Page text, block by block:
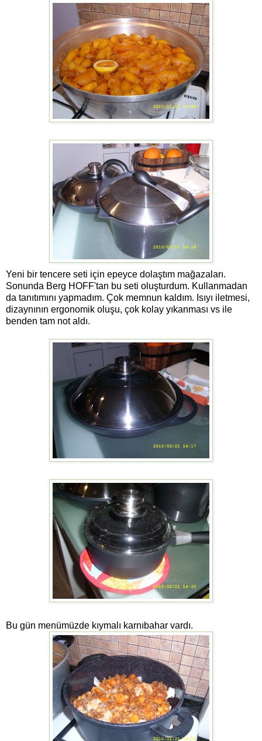
Yeni bir tencere seti için epeyce dolaştım mağazaları.
Sonunda Berg HOFF'tan bu seti oluşturdum. Kullanmadan
da tanıtımını yapmadım. Çok memnun kaldım. Isıyı iletmesi,
dizaynının ergonomik oluşu, çok kolay yıkanması vs ile
benden tam not aldı.
Bu gün menümüzde kıymalı karnıbahar vardı.